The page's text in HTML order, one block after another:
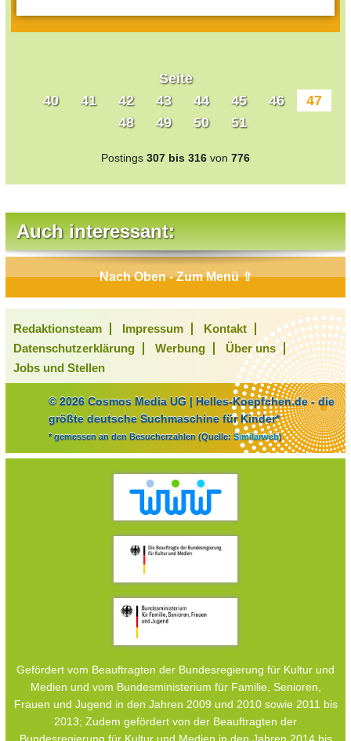
Seite
40
41 42 43 44 45 46
47
48
49 50 51
Postings 307 bis 316 von 776
Auch interessant:
Nach Oben - Zum Menü ⇧
Redaktionsteam Impressum
Kontakt
Datenschutzerklärung
Werbung
Über uns
Jobs und Stellen
© 2026 Cosmos Media UG | Helles-Koepfchen.de - die
größte deutsche Suchmaschine für Kinder*
* gemessen an den Besucherzahlen (Quelle: Similarweb)
Gefördert vom Beauftragten der Bundesregierung für Kultur und
Medien und vom Bundesministerium für Familie, Senioren,
Frauen und Jugend in den Jahren 2009 und 2010 sowie 2011 bis
2013; Zudem gefördert von der Beauftragten der
Bundesregierung für Kultur und Medien in den Jahren 2014 bis